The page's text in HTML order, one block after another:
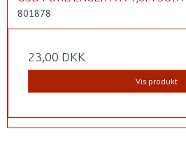
801878
23,00 DKK
Vis produkt